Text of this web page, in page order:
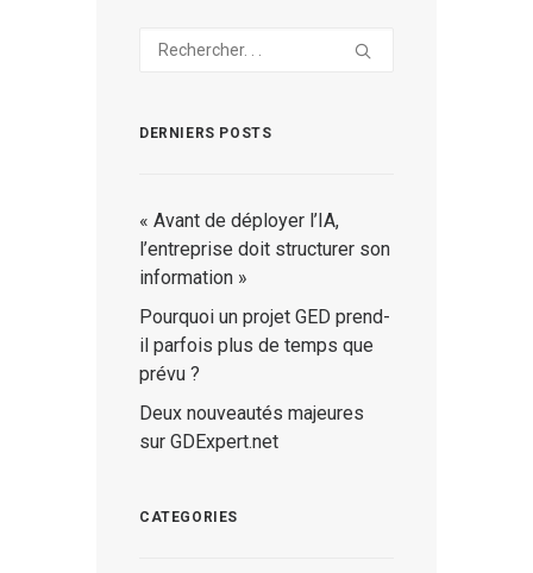
DERNIERS POSTS
« Avant de déployer l’IA,
l’entreprise doit structurer son
information »
Pourquoi un projet GED prend-
il parfois plus de temps que
prévu ?
Deux nouveautés majeures
sur GDExpert.net
CATEGORIES